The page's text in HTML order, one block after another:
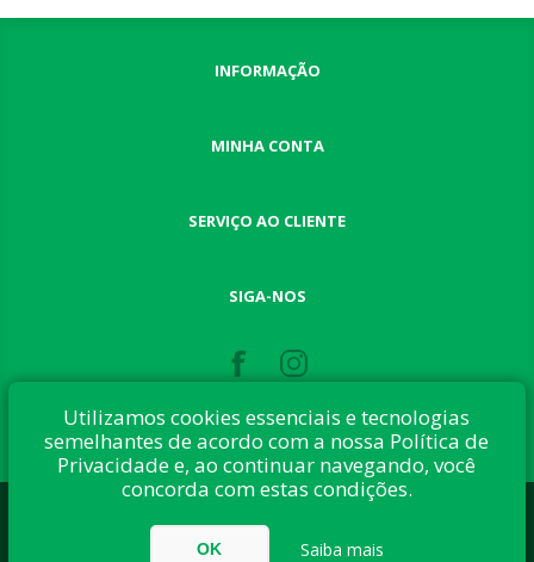
INFORMAÇÃO
MINHA CONTA
SERVIÇO AO CLIENTE
SIGA-NOS
Desenvolvido com:nopCommerce
Direitos autorais © 2026 Button Shop. Todos direitos reservados.
Utilizamos cookies essenciais e tecnologias
semelhantes de acordo com a nossa Política de
Privacidade e, ao continuar navegando, você
concorda com estas condições.
OK Saiba mais